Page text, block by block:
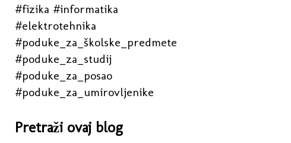
#fizika #informatika
#elektrotehnika
#poduke_za_školske_predmete
#poduke_za_studij
#poduke_za_posao
#poduke_za_umirovljenike
Pretraži ovaj blog